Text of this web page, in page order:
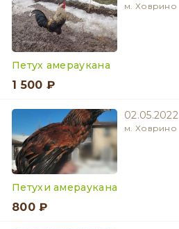
м. Ховрино
Петух амераукана
1 500 ₽
02.05.2022
м. Ховрино
Петухи амераукана
800 ₽